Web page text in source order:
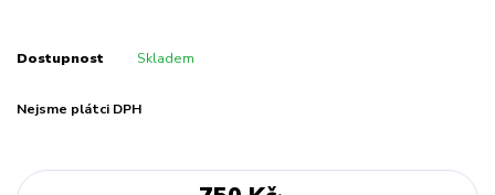
Dostupnost Skladem
Nejsme plátci DPH